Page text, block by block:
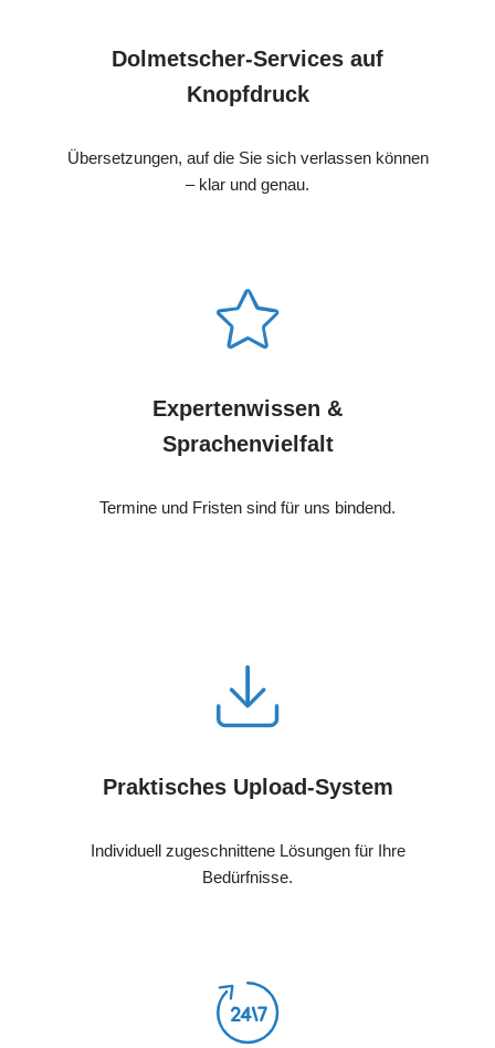
Dolmetscher-Services auf
Knopfdruck
Übersetzungen, auf die Sie sich verlassen können
– klar und genau.
Expertenwissen &
Sprachenvielfalt
Termine und Fristen sind für uns bindend.
Praktisches Upload-System
Individuell zugeschnittene Lösungen für Ihre
Bedürfnisse.